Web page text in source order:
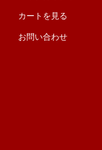
カートを見る
お問い合わせ